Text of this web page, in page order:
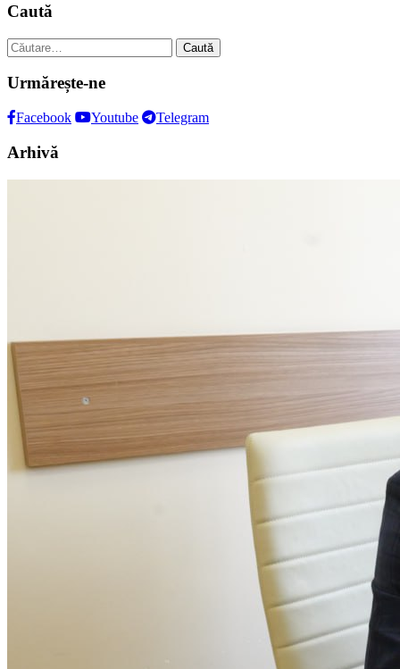
Caută
Caută
după:
Urmărește-ne
Facebook Youtube Telegram
Arhivă